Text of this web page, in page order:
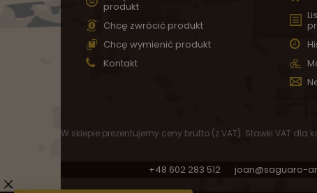
produkt
Chcę zwrócić produkt
Chcę wymienić produkt
Kontakt
W sklepie prezentujemy ceny brutto (z VAT). Stawki VAT dla
+48 602 283 512 joan@saguaro-